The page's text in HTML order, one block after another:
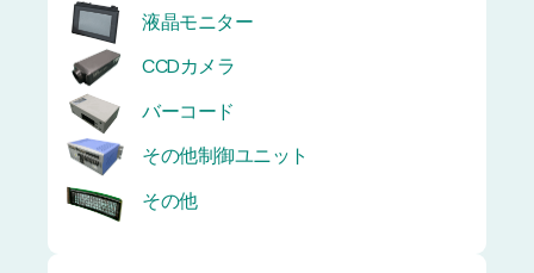
液晶モニター
CCDカメラ
バーコード
その他制御ユニット
その他